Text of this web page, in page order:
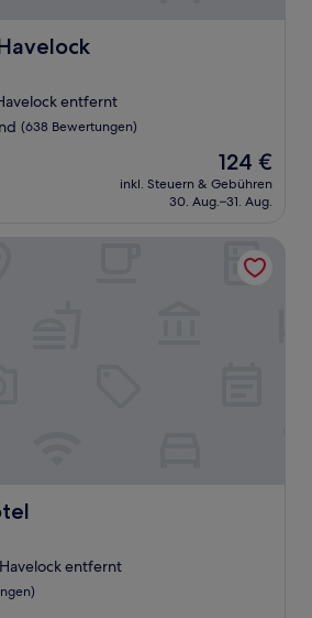
entfernt
(638 Bewertungen)
Der
Preis
beträgt
124 €
inkl. Steuern & Gebühren
30. Aug.–31. Aug.
entfernt